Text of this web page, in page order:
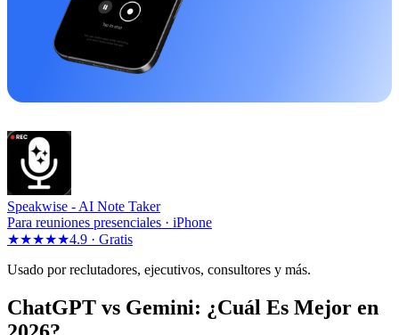
Speakwise - AI Note Taker
Para reuniones presenciales · iPhone
★★★★★4.9 · Gratis
Usado por reclutadores, ejecutivos, consultores y más.
ChatGPT vs Gemini: ¿Cuál Es Mejor en